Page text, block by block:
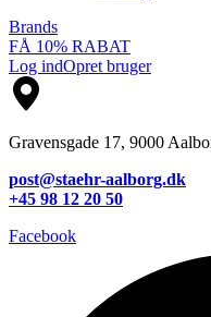
Brands
FÅ 10% RABAT
Log indOpret bruger
Gravensgade 17, 9000
post@staehr-aalborg.dk
+45 98 12 20 50
Facebook